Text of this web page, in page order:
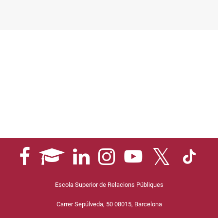
Escola Superior de Relacions Públiques
Carrer Sepúlveda, 50 08015, Barcelona